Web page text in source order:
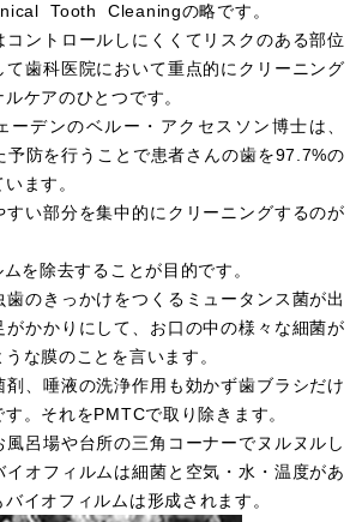
Tooth Cleaningの略です。
ントロールしにくくてリスクのある部位
て歯科医院において重点的にクリーニング
ケアのひとつです。
ーデンのベルー・アクセスソン博士は、
予防を行うことで患者さんの歯を97.7%の
ます。
すい部分を集中的にクリーニングするのが
を除去することが目的です。
のきっかけをつくるミュータンス菌が出
がかかりにして、お口の中の様々な細菌が
な膜のことを言います。
剤、唾液の洗浄作用も効かず歯ブラシだけ
。それをPMTCで取り除きます。
呂場や台所の三角コーナーでヌルヌルし
イオフィルムは細菌と空気・水・温度があ
イオフィルムは形成されます。